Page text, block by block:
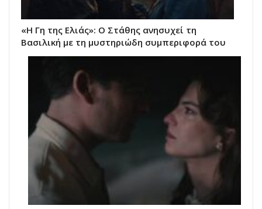
«Η Γη της Ελιάς»: Ο Στάθης ανησυχεί τη
Βασιλική με τη μυστηριώδη συμπεριφορά του